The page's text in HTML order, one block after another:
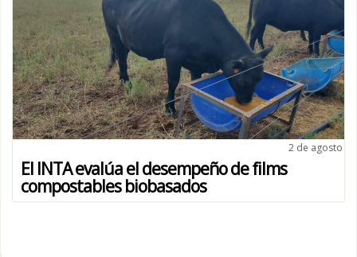
2 de agosto
El INTA evalúa el desempeño de films
compostables biobasados